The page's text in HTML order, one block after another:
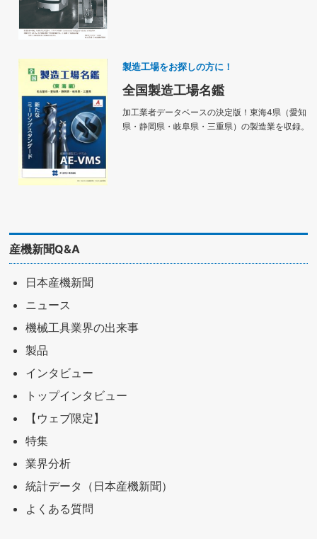
製造工場をお探しの方に！
全国製造工場名鑑
加工業者データベースの決定版！東海4県（愛知
県・静岡県・岐阜県・三重県）の製造業を収録。
産機新聞Q&A
日本産機新聞
ニュース
機械工具業界の出来事
製品
インタビュー
トップインタビュー
【ウェブ限定】
特集
業界分析
統計データ（日本産機新聞）
よくある質問